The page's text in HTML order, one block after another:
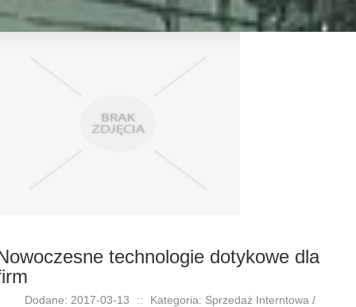
technologie dotykowe dla
Dodane: 2017-03-13 ::
Kategoria: Sprzedaż Interntowa /